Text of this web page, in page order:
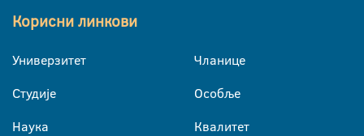
Корисни линкови
Универзитет
Студије
Наука
Чланице
Особље
Квалитет